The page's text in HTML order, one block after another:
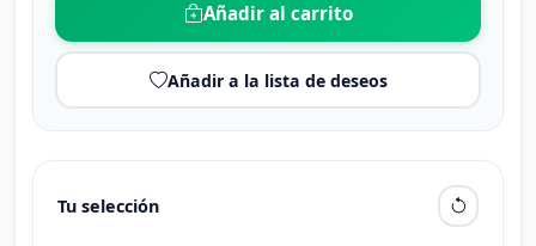
Añadir al carrito
Añadir a la lista de deseos
Tu selección